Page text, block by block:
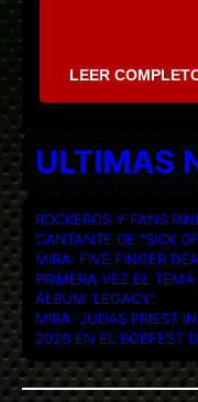
LEER
ULTIMAS
ROCKEROS Y FANS
CANTANTE DE “SICK
MIRA: FIVE FINGER
PRIMERA VEZ EL
ÁLBUM ‘LEGACY’.
MIRA: JUDAS PRIEST
2026 EN EL BOBFEST